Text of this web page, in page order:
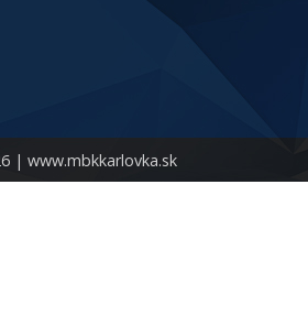
| www.mbkkarlovka.sk